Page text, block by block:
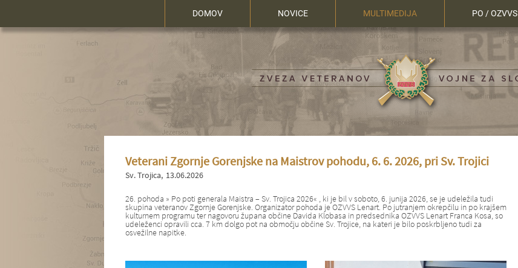
DOMOV NOVICE MULTIMEDIJA PO / OZVVS
Veterani Zgornje Gorenjske na Maistrov pohodu, 6. 6. 2026, pri Sv. Trojici
Sv. Trojica 13.06.2026
26. pohoda » Po poti generala Maistra – Sv. Trojica 2026« , ki je bil v soboto, 6. junija 2026, se je udeležila tudi
skupina veteranov Zgornje Gorenjske. Organizator pohoda je OZVVS Lenart. Po jutranjem okrepčilu in po krajšem
kulturnem programu ter nagovoru župana občine Davida Klobasa in predsednika OZVVS Lenart Franca Kosa, so
udeleženci opravili cca. 7 km dolgo pot na območju občine Sv. Trojice, na kateri je bilo poskrbljeno tudi za
osvežilne napitke.